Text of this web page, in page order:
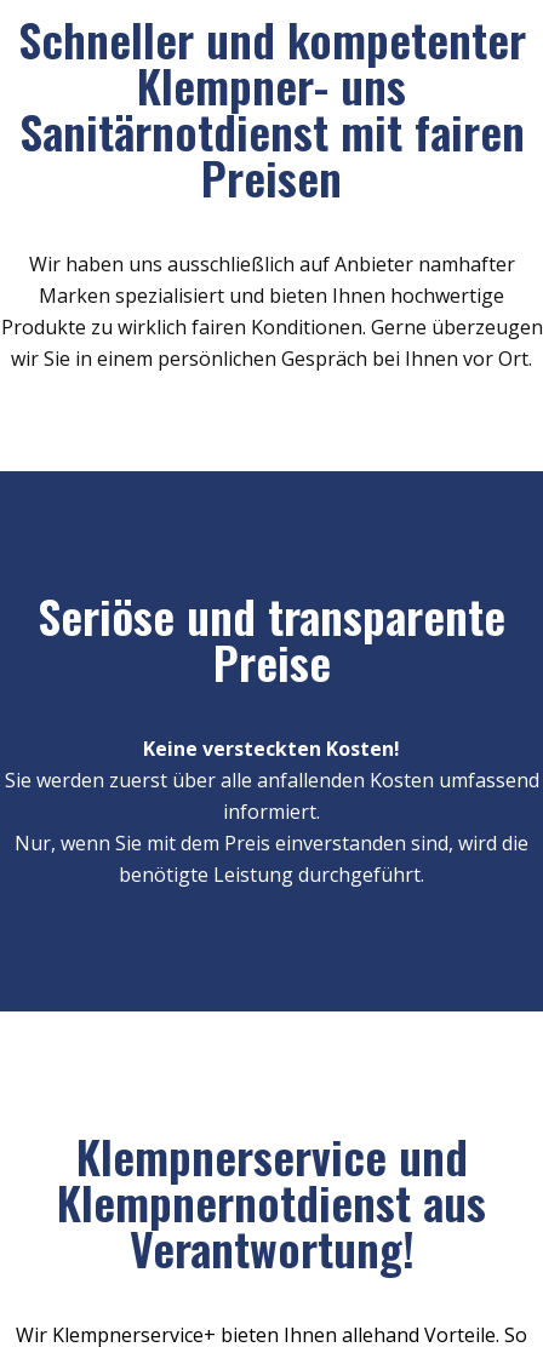
Schneller und kompetenter
Klempner- uns
Sanitärnotdienst mit fairen
Preisen
Wir haben uns ausschließlich auf Anbieter namhafter
Marken spezialisiert und bieten Ihnen hochwertige
Produkte zu wirklich fairen Konditionen. Gerne überzeugen
wir Sie in einem persönlichen Gespräch bei Ihnen vor Ort.
Seriöse und transparente
Preise
Keine versteckten Kosten!
Sie werden zuerst über alle anfallenden Kosten umfassend
informiert.
Nur, wenn Sie mit dem Preis einverstanden sind, wird die
benötigte Leistung durchgeführt.
Klempnerservice und
Klempnernotdienst aus
Verantwortung!
Wir Klempnerservice+ bieten Ihnen allehand Vorteile. So